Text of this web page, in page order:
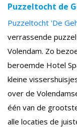
Puzzeltocht de
Puzzeltocht 'De
verrassende
Volendam. Zo
beroemde Hotel
kleine
over de
één van de
alle locaties de